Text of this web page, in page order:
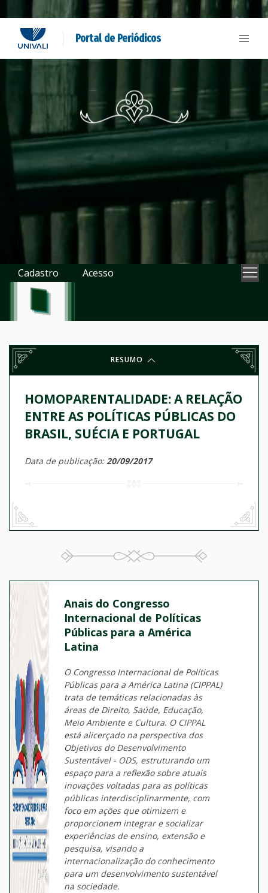
Portal de Periódicos
Cadastro Acesso
RESUMO
HOMOPARENTALIDADE: A RELAÇÃO
ENTRE AS POLÍTICAS PÚBLICAS DO
BRASIL, SUÉCIA E PORTUGAL
Data de publicação:20/09/2017
Anais do Congresso
Internacional de Políticas
Públicas para a América
Latina
O Congresso Internacional de Políticas
Públicas para a América Latina (CIPPAL)
trata de temáticas relacionadas às
áreas de Direito, Saúde, Educação,
Meio Ambiente e Cultura. O CIPPAL
está alicerçado na perspectiva dos
Objetivos do Desenvolvimento
Sustentável - ODS, estruturando um
espaço para a reflexão sobre atuais
inovações voltadas para as políticas
públicas interdisciplinarmente, com
foco em ações que otimizem e
proporcionem integrar e socializar
experiências de ensino, extensão e
pesquisa, visando a
internacionalização do conhecimento
para um desenvolvimento sustentável
na sociedade.